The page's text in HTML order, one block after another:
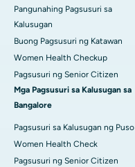
Pangunahing Pagsusuri sa
Kalusugan
Buong Pagsusuri ng Katawan
Women Health Checkup
Pagsusuri ng Senior Citizen
Mga Pagsusuri sa Kalusugan sa
Bangalore
Pagsusuri sa Kalusugan ng Puso
Women Health Check
Pagsusuri ng Senior Citizen